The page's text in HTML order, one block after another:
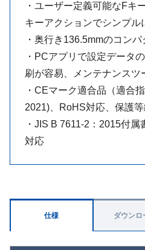
・ユーザー定義可能なFキ
キーアクションでシンプル
・奥行き136.5mmのコン
・PCアプリで設定データ
刷が容易、メンテナンスツ
・CEマーク適合品（適合
2021)、RoHS対応、保護
・JIS B 7611-2：2015付
対応
仕様 ダウンロ